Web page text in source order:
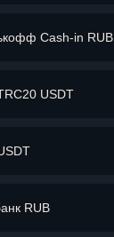
Cash-in RUB
USDT
RUB